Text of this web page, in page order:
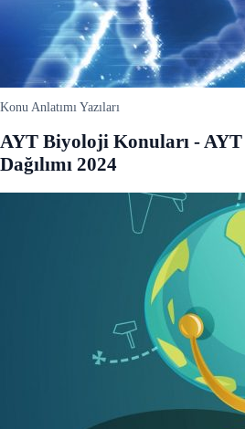
Konu Anlatımı Yazıları
AYT Biyoloji Konuları -
Dağılımı 2024